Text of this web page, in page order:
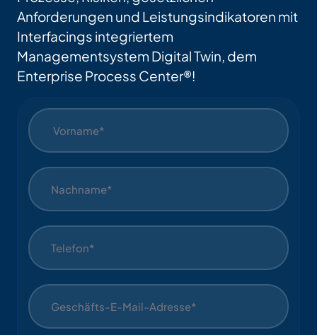
Anforderungen und Leistungsindikatoren mit
Interfacings integriertem
Managementsystem Digital Twin, dem
Enterprise Process Center®!